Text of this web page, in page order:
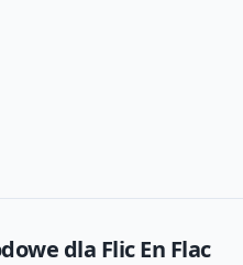
dla Flic En Flac